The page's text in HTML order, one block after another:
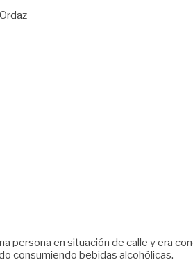
persona en situación de calle y era
consumiendo bebidas alcohólicas.